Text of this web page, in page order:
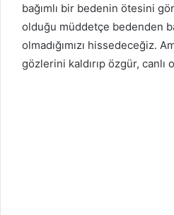
bağımlı bir bedenin ötesini
olduğu müddetçe bedenden
olmadığımızı hissedeceğiz.
gözlerini kaldırıp özgür, canlı